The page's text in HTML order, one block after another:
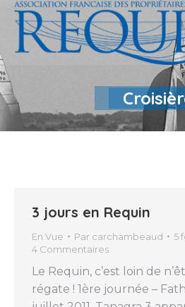
3 jours en Requin
En Vue Par carchambeaud
5
4 Commentaires
Le Requin, c’est loin de
régate ! 1ère journée –